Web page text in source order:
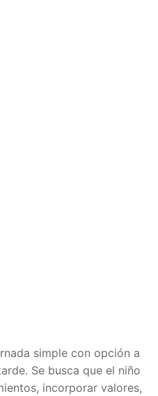
simple con opción a
Se busca que el niño
incorporar valores,